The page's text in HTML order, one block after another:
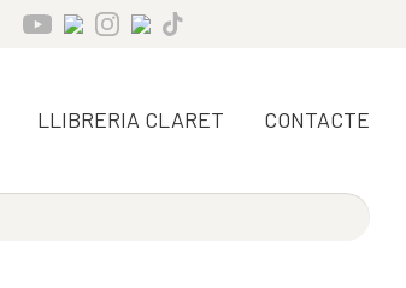
LLIBRERIA CLARET CONTACTE